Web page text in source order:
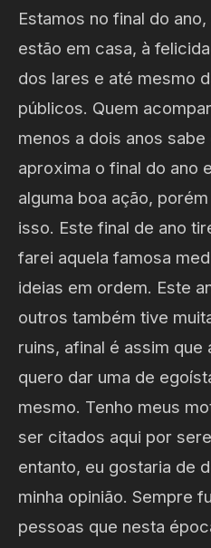
Estamos no final do
estão em casa, à
dos lares e até mesmo
públicos. Quem
menos a dois anos
aproxima o final do ano
alguma boa ação,
isso. Este final de ano
farei aquela famosa
ideias em ordem. Este
outros também tive
ruins, afinal é assim que
quero dar uma de
mesmo. Tenho meus
ser citados aqui por
entanto, eu gostaria de
minha opinião. Sempre
pessoas que nesta